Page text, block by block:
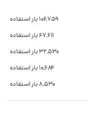
106,759 بار استفاده
67,611 بار استفاده
32,530 بار استفاده
10,684 بار استفاده
8,530 بار استفاده